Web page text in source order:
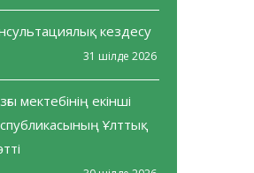
кездесу
31 шілде 2026
мектебінің екінші
Ұлттық